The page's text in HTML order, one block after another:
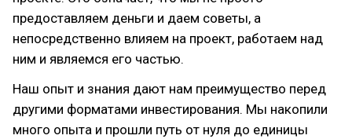
предоставляем деньги и даем советы, а
непосредственно влияем на проект, работаем над
ним и являемся его частью.
Наш опыт и знания дают нам преимущество перед
другими форматами инвестирования. Мы накопили
много опыта и прошли путь от нуля до единицы